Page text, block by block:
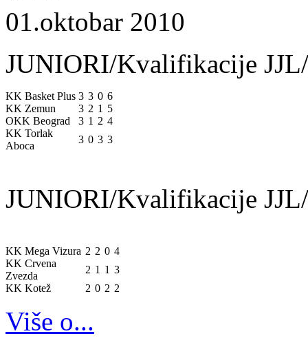
01.oktobar 2010
JUNIORI/Kvalifikacije
KK Basket Plus 3 3 0 6
KK Zemun
3 2 1 5
OKK Beograd
3 1 2 4
KK Torlak
Aboca
3 0 3 3
JUNIORI/Kvalifikacije
KK Mega Vizura 2 2 0 4
KK Crvena
Zvezda
2 1 1 3
KK Kotež
2 0 2 2
Više o...